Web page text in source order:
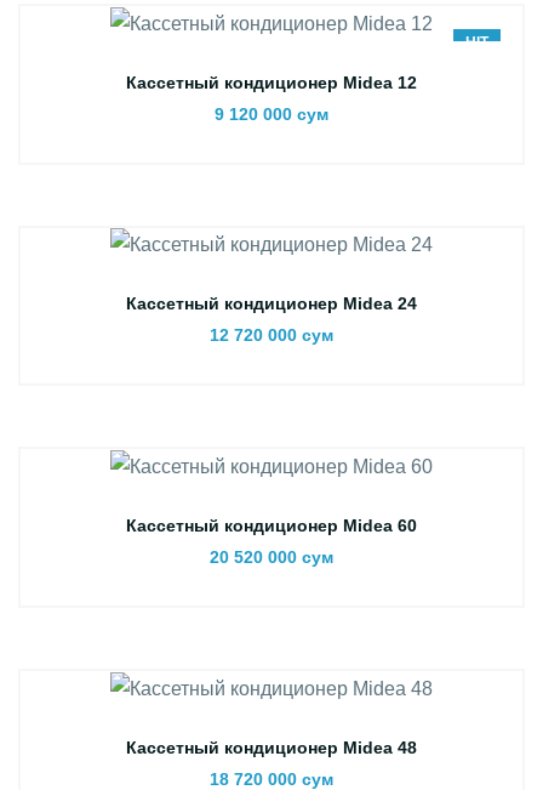
HIT
Кассетный кондиционер Midea 12
9 120 000 сум
Кассетный кондиционер Midea 24
12 720 000 сум
Кассетный кондиционер Midea 60
20 520 000 сум
Кассетный кондиционер Midea 48
18 720 000 сум